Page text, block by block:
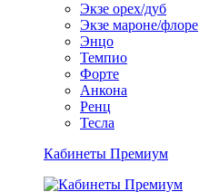
Экзе орех/дуб
Экзе мароне/флоре
Энцо
Темпио
Форте
Анкона
Ренц
Тесла
Кабинеты Премиум